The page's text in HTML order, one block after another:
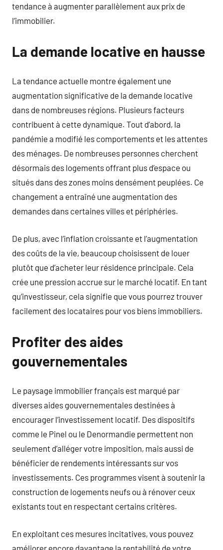
tendance à augmenter parallèlement aux prix de
l’immobilier.
La demande locative en hausse
La tendance actuelle montre également une
augmentation significative de la demande locative
dans de nombreuses régions. Plusieurs facteurs
contribuent à cette dynamique. Tout d’abord, la
pandémie a modifié les comportements et les attentes
des ménages. De nombreuses personnes cherchent
désormais des logements offrant plus d’espace ou
situés dans des zones moins densément peuplées. Ce
changement a entraîné une augmentation des
demandes dans certaines villes et périphéries.
De plus, avec l’inflation croissante et l’augmentation
des coûts de la vie, beaucoup choisissent de louer
plutôt que d’acheter leur résidence principale. Cela
crée une pression accrue sur le marché locatif. En tant
qu’investisseur, cela signifie que vous pourrez trouver
facilement des locataires pour vos biens immobiliers.
Profiter des aides
gouvernementales
Le paysage immobilier français est marqué par
diverses aides gouvernementales destinées à
encourager l’investissement locatif. Des dispositifs
comme le Pinel ou le Denormandie permettent non
seulement d’alléger votre imposition, mais aussi de
bénéficier de rendements intéressants sur vos
investissements. Ces programmes visent à soutenir la
construction de logements neufs ou à rénover ceux
existants tout en respectant certains critères.
En exploitant ces mesures incitatives, vous pouvez
améliorer encore davantage la rentabilité de votre